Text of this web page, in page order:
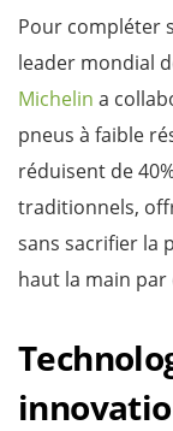
Pour compléter
leader mondial
Michelin a
pneus à faible
réduisent de
traditionnels,
sans sacrifier la
haut la main par